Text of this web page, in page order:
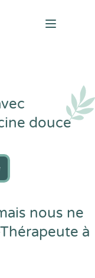
Open
douce
nous ne
à